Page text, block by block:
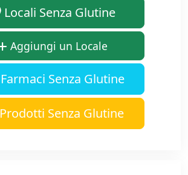
Locali Senza Glutine
Aggiungi un Locale
Farmaci Senza Glutine
Prodotti Senza Glutine